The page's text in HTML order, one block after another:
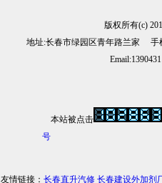
版权所有(c)
地址:长春市绿园区青年路兰家
本站被点击
号
友情链接： 长春直升汽修 长春建设外加剂